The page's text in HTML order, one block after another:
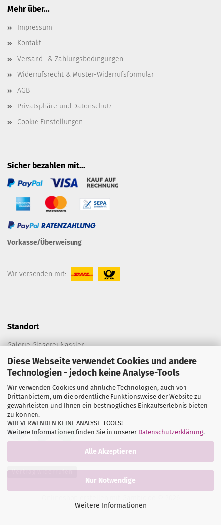
Diese Webseite verwendet Cookies und andere
Technologien - jedoch keine Analyse-Tools
Wir verwenden Cookies und ähnliche Technologien, auch von
Drittanbietern, um die ordentliche Funktionsweise der Website zu
gewährleisten und Ihnen ein bestmögliches Einkaufserlebnis bieten
zu können.
WIR VERWENDEN KEINE ANALYSE-TOOLS!
Weitere Informationen finden Sie in unserer Datenschutzerklärung.
Alle Akzeptieren
Nur Notwendige
Weitere Informationen
Mehr über...
Impressum
Kontakt
Versand- & Zahlungsbedingungen
Widerrufsrecht & Muster-Widerrufsformular
AGB
Privatsphäre und Datenschutz
Cookie Einstellungen
Sicher bezahlen mit...
Vorkasse/Überweisung
Wir versenden mit:
Standort
Galerie Glaserei Nassler
Spitalplatz C 198
86633 Neuburg an der Donau
E-Mail:die@galerie-glaserei-nassler.de
Folgen Sie uns...
Vertrag widerrufen